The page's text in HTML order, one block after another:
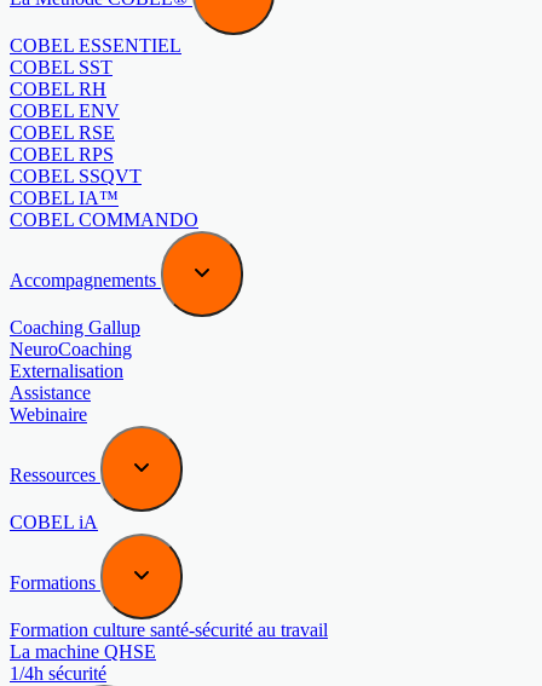
COBEL ESSENTIEL
COBEL SST
COBEL RH
COBEL ENV
COBEL RSE
COBEL RPS
COBEL SSQVT
COBEL IA™
COBEL COMMANDO
Accompagnements
Coaching Gallup
NeuroCoaching
Externalisation
Assistance
Webinaire
Ressources
COBEL iA
Formations
Formation culture santé-sécurité au travail
La machine QHSE
1/4h sécurité